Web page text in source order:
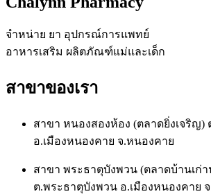
จำหน่าย ยา อุปกรณ์การแพทย์
อาหารเสริม ผลิตภัณฑ์แม่และเด็ก
สาขาของเรา
สาขา หนองสองห้อง (ตลาดยิ่งเจริญ)
อ.เมืองหนองคาย จ.หนองคาย
สาขา พระธาตุบังพวน (ตลาดบ้านเก่
ต.พระธาตุบังพวน อ.เมืองหนองคาย